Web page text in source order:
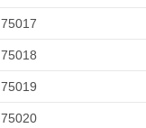
75017
75018
75019
75020